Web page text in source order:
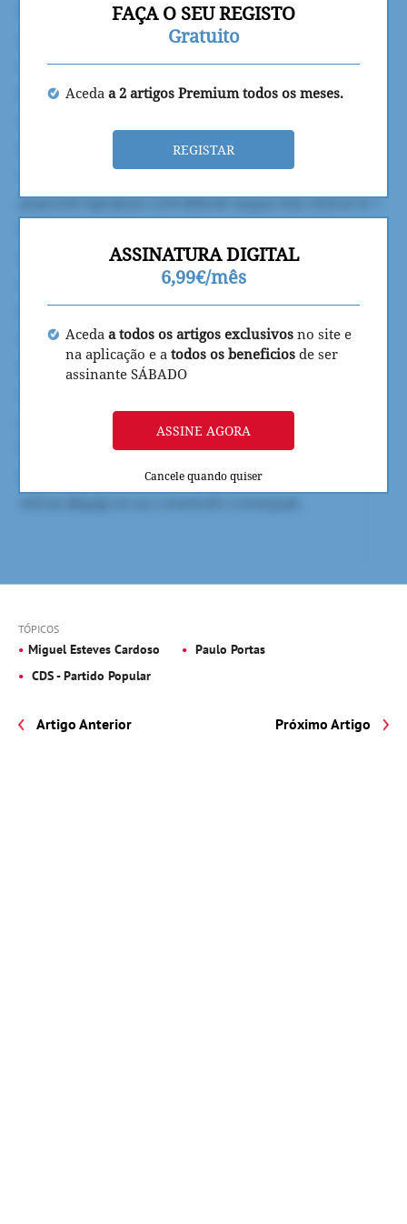
FAÇA O SEU REGISTO
Gratuito
Aceda a 2 artigos Premium todos os meses.
REGISTAR
ASSINATURA DIGITAL
6,99€/mês
Aceda a todos os artigos exclusivos no site e
na aplicação e a todos os beneficios de ser
assinante SÁBADO
ASSINE AGORA
Cancele quando quiser
TÓPICOS
Miguel Esteves Cardoso
Paulo Portas
CDS - Partido Popular
Artigo Anterior Próximo Artigo